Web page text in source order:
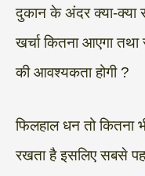
दुकान के अंदर क्या-क्या
खर्चा कितना आएगा तथा
की आवश्यकता होगी ?
फिलहाल धन तो कितना
रखता है इसलिए सबसे